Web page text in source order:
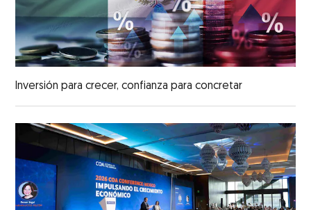
Inversión para crecer, confianza para concretar